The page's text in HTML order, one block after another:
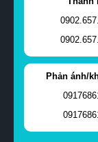
Phản ánh/